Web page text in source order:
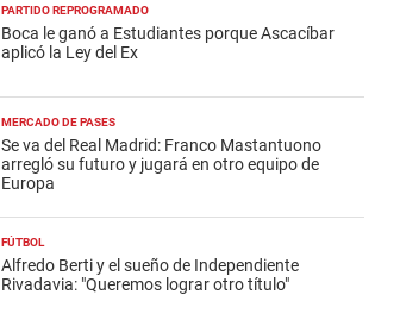
PARTIDO REPROGRAMADO
Boca le ganó a Estudiantes porque Ascacíbar
aplicó la Ley del Ex
MERCADO DE PASES
Se va del Real Madrid: Franco Mastantuono
arregló su futuro y jugará en otro equipo de
Europa
FÚTBOL
Alfredo Berti y el sueño de Independiente
Rivadavia: "Queremos lograr otro título"